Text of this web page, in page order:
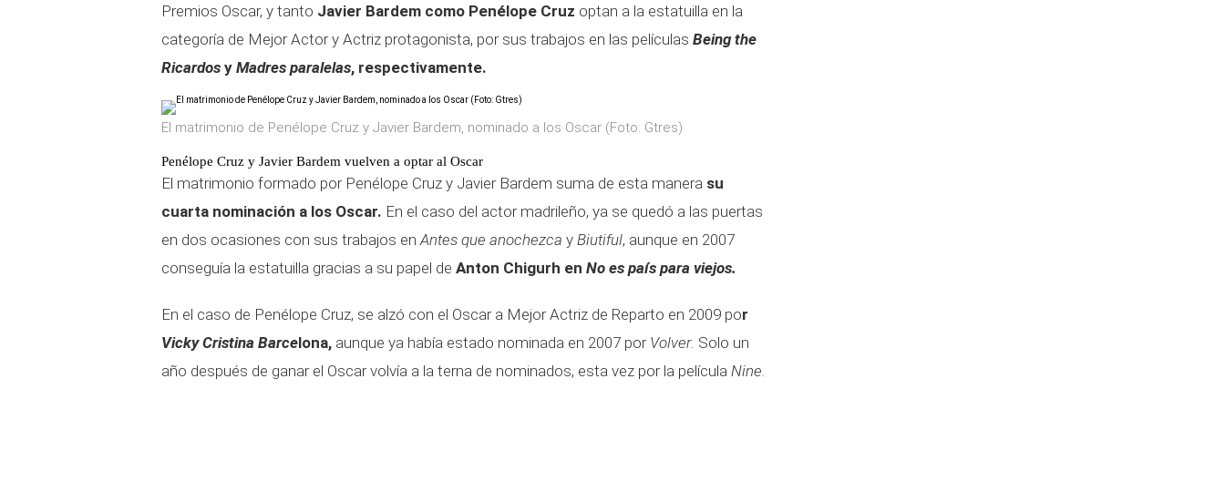
Premios Oscar, y tanto Javier Bardem como Penélope Cruz optan a la estatuilla en la
categoría de Mejor Actor y Actriz protagonista, por sus trabajos en las películas Being the
Ricardos y Madres paralelas, respectivamente.
El matrimonio de Penélope Cruz y Javier Bardem, nominado a los Oscar (Foto: Gtres)
Penélope Cruz y Javier Bardem vuelven a optar al Oscar
El matrimonio formado por Penélope Cruz y Javier Bardem suma de esta manera su
cuarta nominación a los Oscar. En el caso del actor madrileño, ya se quedó a las puertas
en dos ocasiones con sus trabajos enAntes que anochezca y Biutiful, aunque en 2007
conseguía la estatuilla gracias a su papel de Anton Chigurh en No es país para viejos.
En el caso de Penélope Cruz, se alzó con el Oscar a Mejor Actriz de Reparto en 2009 por
Vicky Cristina Barcelona, aunque ya había estado nominada en 2007 por Volver. Solo un
año después de ganar el Oscar volvía a la terna de nominados, esta vez por la película Nine.